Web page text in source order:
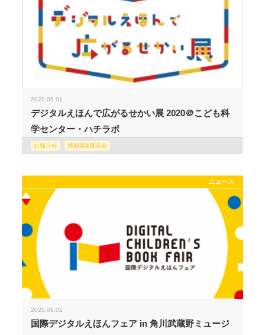
2020.06.01
デジタルえほんで広がるせかい展 2020＠こども科
学センター・ハチラボ
お知らせ 巡回展&展示会
ニュース
2020.08.01
国際デジタルえほんフェア in 角川武蔵野ミュージ